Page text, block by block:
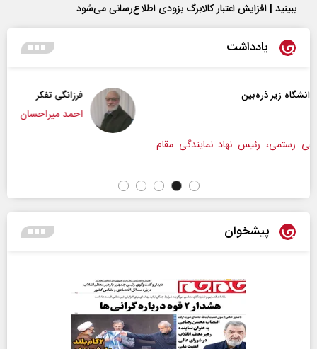
ببینید | افزایش اعتبار کالابرگ بزودی اطلاع‌رسانی می‌شود
یادداشت
مقام
پیشخوان